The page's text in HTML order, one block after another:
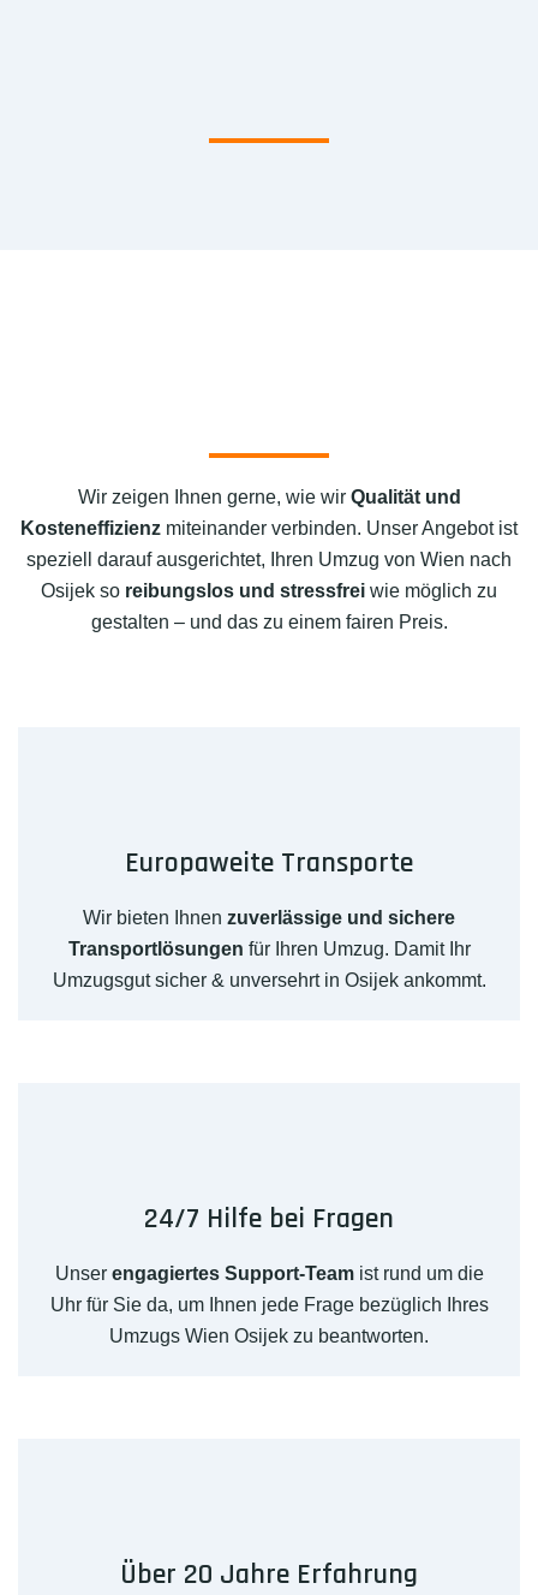
Wir zeigen Ihnen gerne, wie wir Qualität und
Kosteneffizienz miteinander verbinden. Unser Angebot ist
speziell darauf ausgerichtet, Ihren Umzug von Wien nach
Osijek so reibungslos und stressfrei wie möglich zu
gestalten – und das zu einem fairen Preis.
Europaweite Transporte
Wir bieten Ihnen zuverlässige und sichere
Transportlösungen für Ihren Umzug. Damit Ihr
Umzugsgut sicher & unversehrt in Osijek ankommt.
24/7 Hilfe bei Fragen
Unser engagiertes Support-Teamist rund um die
Uhr für Sie da, um Ihnen jede Frage bezüglich Ihres
Umzugs Wien Osijek zu beantworten.
Über 20 Jahre Erfahrung